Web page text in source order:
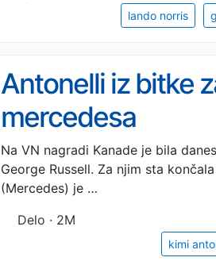
lando norris
Antonelli iz bitke
mercedesa
Na VN nagradi Kanade je bila
George Russell. Za njim sta
(Mercedes) je …
Delo · 2M
kimi